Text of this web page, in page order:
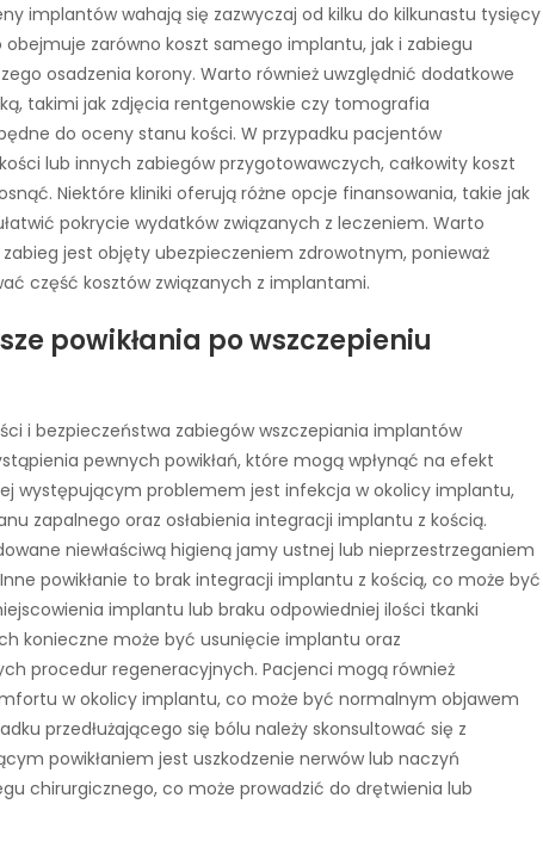
implantów wahają się zazwyczaj od kilku do kilkunastu tysięcy
zarówno koszt samego implantu, jak i zabiegu
osadzenia korony. Warto również uwzględnić dodatkowe
takimi jak zdjęcia rentgenowskie czy tomografia
do oceny stanu kości. W przypadku pacjentów
lub innych zabiegów przygotowawczych, całkowity koszt
Niektóre kliniki oferują różne opcje finansowania, takie jak
pokrycie wydatków związanych z leczeniem. Warto
jest objęty ubezpieczeniem zdrowotnym, ponieważ
część kosztów związanych z implantami.
powikłania po wszczepieniu
i bezpieczeństwa zabiegów wszczepiania implantów
pewnych powikłań, które mogą wpłynąć na efekt
występującym problemem jest infekcja w okolicy implantu,
zapalnego oraz osłabienia integracji implantu z kością.
niewłaściwą higieną jamy ustnej lub nieprzestrzeganiem
powikłanie to brak integracji implantu z kością, co może być
implantu lub braku odpowiedniej ilości tkanki
konieczne może być usunięcie implantu oraz
procedur regeneracyjnych. Pacjenci mogą również
w okolicy implantu, co może być normalnym objawem
przedłużającego się bólu należy skonsultować się z
powikłaniem jest uszkodzenie nerwów lub naczyń
chirurgicznego, co może prowadzić do drętwienia lub